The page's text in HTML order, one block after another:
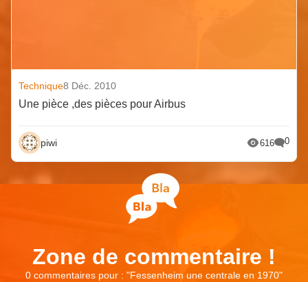
Technique8 Déc. 2010
Une pièce ,des pièces pour Airbus
piwi 616 0
Zone de commentaire !
0 commentaires pour : "Fessenheim une centrale en 1970"